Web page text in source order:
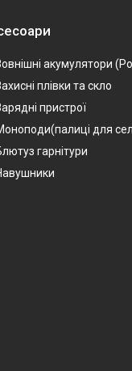
акумулятори
плівки та скло
пристрої
для
гарнітури